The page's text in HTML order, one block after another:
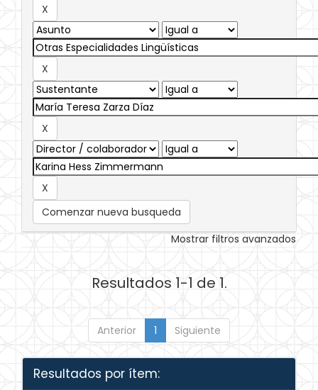
Comenzar nueva busqueda
Mostrar filtros avanzados
Resultados 1-1 de 1.
Anterior 1 Siguiente
Resultados por ítem: